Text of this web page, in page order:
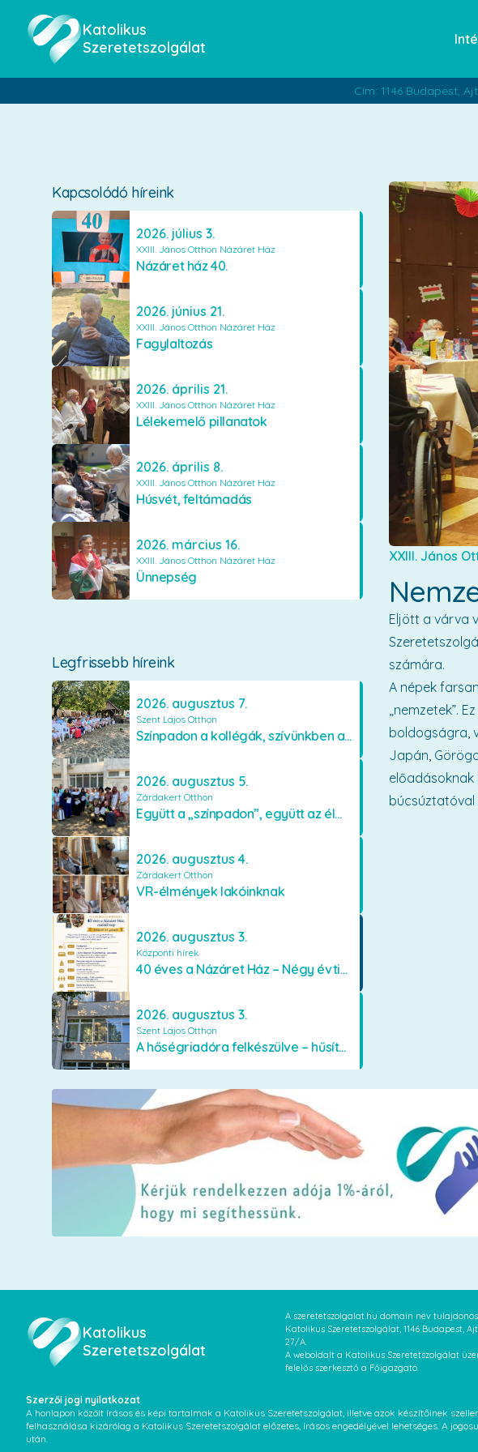
Katolikus
Szeretetszolgálat
Cím: 1146 Budapest,
Kapcsolódó híreink
2026. július 3.
XXIII. János Otthon Názáret Ház
Názáret ház 40.
2026. június 21.
XXIII. János Otthon Názáret Ház
Fagylaltozás
2026. április 21.
XXIII. János Otthon Názáret Ház
Lélekemelő pillanatok
2026. április 8.
XXIII. János Otthon Názáret Ház
Húsvét, feltámadás
2026. március 16.
XXIII. János Otthon Názáret Ház
Ünnepség
Legfrissebb híreink
2026. augusztus 7.
Szent Lajos Otthon
Színpadon a kollégák, szívünkben a lakók
2026. augusztus 5.
Zárdakert Otthon
Együtt a „színpadon”, együtt az élményekért 🎭✨
2026. augusztus 4.
Zárdakert Otthon
VR-élmények lakóinknak
2026. augusztus 3.
Központi hírek
40 éves a Názáret Ház – Négy évtized szeretetben és gondoskodásban
2026. augusztus 3.
Szent Lajos Otthon
A hőségriadóra felkészülve – hűsítő fejlesztések a Szent Lajos Otthonban
XXIII. János
Eljött a várva
számára.
A népek
„nemzetek”.
boldogságra,
Japán,
előadásoknak
Katolikus
Szeretetszolgálat
A szeretetszolgalat.hu domain név
Katolikus Szeretetszolgálat, 1146 Budapest,
27/A.
A weboldalt a Katolikus Szeretetszolgálat
felelős szerkesztő a Főigazgató.
Szerzői jogi nyilatkozat
A honlapon közölt írásos és képi tartalmak a Katolikus Szeretetszolgálat, illetve azok készítőinek
felhasználása kizárólag a Katolikus Szeretetszolgálat előzetes, írásos engedélyével lehetséges. A
után.